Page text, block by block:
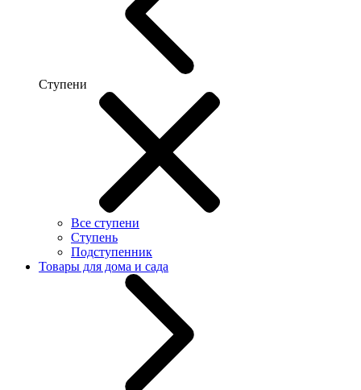
Ступени
Все ступени
Ступень
Подступенник
Товары для дома и сада